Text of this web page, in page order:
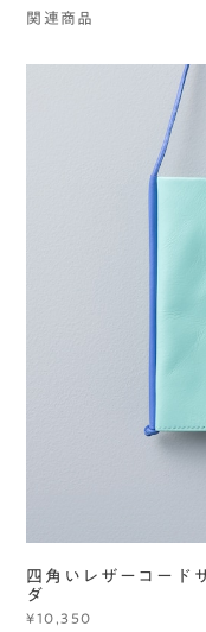
関連商品
四角いレザーコード
ダ
¥10,350